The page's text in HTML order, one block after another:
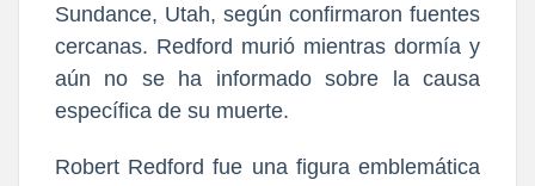
Sundance, Utah, según confirmaron fuentes
cercanas. Redford murió mientras dormía y
aún no se ha informado sobre la causa
específica de su muerte.
Robert Redford fue una figura emblemática